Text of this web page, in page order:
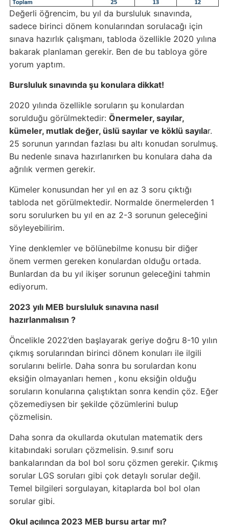
Değerli öğrencim, bu yıl da bursluluk sınavında,
sadece birinci dönem konularından sorulacağı için
sınava hazırlık çalışmanı, tabloda özellikle 2020 yılına
bakarak planlaman gerekir. Ben de bu tabloya göre
yorum yaptım.
Bursluluk sınavında şu konulara dikkat!
2020 yılında özellikle soruların şu konulardan
sorulduğu görülmektedir: Önermeler, sayılar,
kümeler, mutlak değer, üslü sayılar ve köklü sayılar.
25 sorunun yarından fazlası bu altı konudan sorulmuş.
Bu nedenle sınava hazırlanırken bu konulara daha da
ağrılık vermen gerekir.
Kümeler konusundan her yıl en az 3 soru çıktığı
tabloda net görülmektedir. Normalde önermelerden 1
soru sorulurken bu yıl en az 2-3 sorunun geleceğini
söyleyebilirim.
Yine denklemler ve bölünebilme konusu bir diğer
önem vermen gereken konulardan olduğu ortada.
Bunlardan da bu yıl ikişer sorunun geleceğini tahmin
ediyorum.
2023 yılı MEB bursluluk sınavına nasıl
hazırlanmalısın ?
Öncelikle 2022’den başlayarak geriye doğru 8-10 yılın
çıkmış sorularından birinci dönem konuları ile ilgili
sorularını belirle. Daha sonra bu sorulardan konu
eksiğin olmayanları hemen , konu eksiğin olduğu
soruların konularına çalıştıktan sonra kendin çöz. Eğer
çözemediysen bir şekilde çözümlerini bulup
çözmelisin.
Daha sonra da okullarda okutulan matematik ders
kitabındaki soruları çözmelisin. 9.sınıf soru
bankalarından da bol bol soru çözmen gerekir. Çıkmış
sorular LGS soruları gibi çok detaylı sorular değil.
Temel bilgileri sorgulayan, kitaplarda bol bol olan
sorular gibi.
Okul açılınca 2023 MEB bursu artar mı?